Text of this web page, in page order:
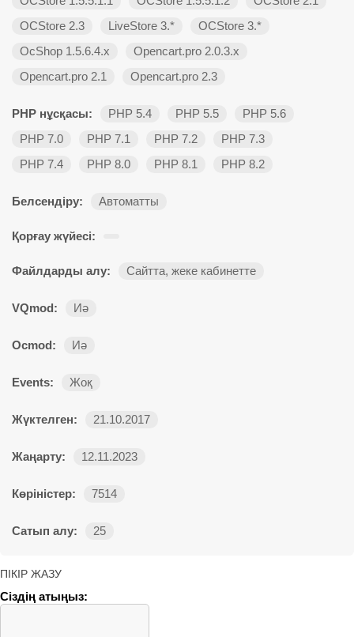
OCStore 2.3
LiveStore 3.*
OCStore 3.*
OcShop 1.5.6.4.х
Opencart.pro 2.0.3.х
Opencart.pro 2.1
Opencart.pro 2.3
PHP нұсқасы: PHP 5.4 PHP 5.5
PHP 5.6
PHP 7.0
PHP 7.1 PHP 7.2
PHP 7.3
PHP 7.4
PHP 8.0 PHP 8.1 PHP 8.2
Белсендіру: Автоматты
Қорғау жүйесі:
Файлдарды алу: Сайтта, жеке кабинетте
VQmod: Иә
Ocmod: Иә
Events: Жоқ
Жүктелген: 21.10.2017
Жаңарту: 12.11.2023
Көріністер: 7514
Сатып алу: 25
ПІКІР ЖАЗУ
Сіздің атыңыз: